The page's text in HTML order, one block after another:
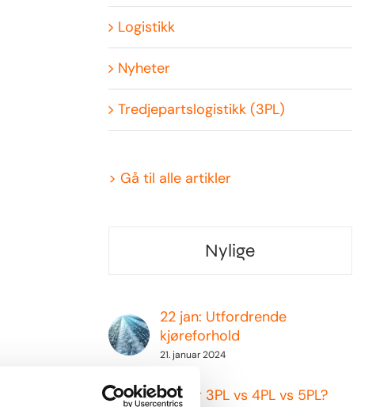
Logistikk
Nyheter
Tredjepartslogistikk (3PL)
> Gå til alle artikler
Nylige
22 jan: Utfordrende
kjøreforhold
21. januar 2024
Hva er 3PL vs 4PL vs 5PL?